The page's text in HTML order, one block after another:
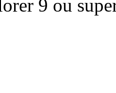
9 ou